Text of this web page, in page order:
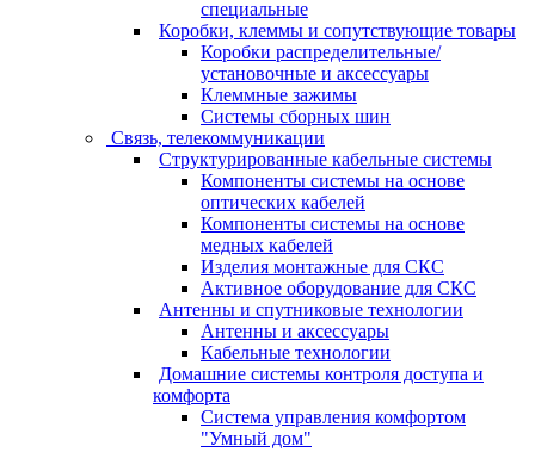
специальные
Коробки, клеммы и сопутствующие товары
Коробки распределительные/
установочные и аксессуары
Клеммные зажимы
Системы сборных шин
Связь, телекоммуникации
Структурированные кабельные системы
Компоненты системы на основе
оптических кабелей
Компоненты системы на основе
медных кабелей
Изделия монтажные для СКС
Активное оборудование для СКС
Антенны и спутниковые технологии
Антенны и аксессуары
Кабельные технологии
Домашние системы контроля доступа и
комфорта
Система управления комфортом
"Умный дом"